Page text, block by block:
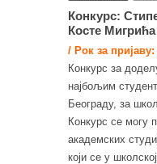
Конкурс:
Косте Мигрића
/ Рок за
Конкурс за
најбољим
Београду, за
Конкурс се могу
академских
који се у